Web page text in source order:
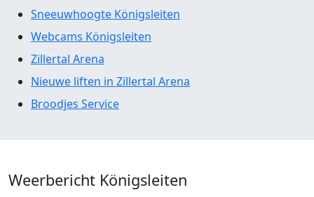
Sneeuwhoogte Königsleiten
Webcams Königsleiten
Zillertal Arena
Nieuwe liften in Zillertal Arena
Broodjes Service
Weerbericht Königsleiten